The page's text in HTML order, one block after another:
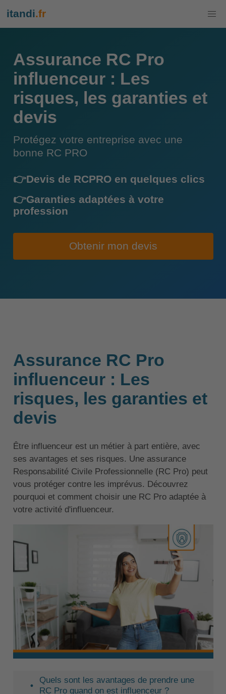
itandi.fr
Assurance RC Pro
influenceur : Les
risques, les garanties et
devis
Protégez votre entreprise avec une
bonne RC PRO
👉Devis de RCPRO en quelques clics
👉Garanties adaptées à votre
profession
Obtenir mon devis
Assurance RC Pro
influenceur : Les
risques, les garanties et
devis
Être influenceur est un métier à part entière, avec
ses avantages et ses risques. Une assurance
Responsabilité Civile Professionnelle (RC Pro) peut
vous protéger contre les imprévus. Découvrez
pourquoi et comment choisir une RC Pro adaptée à
votre activité d'influenceur.
Quels sont les avantages de prendre une
RC Pro quand on est influenceur ?